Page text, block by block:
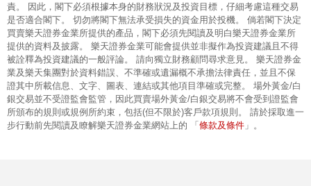
責。 因此，閣下必須根據本身的財務狀況及投資目標，仔細考慮這種交易
是否適合閣下。 切勿將閣下無法承受損失的資金用於投機。 倘若閣下決定
買賣樂天證券金業所提供的產品，閣下必須先閱讀及明白樂天證券金業所
提供的資料及披露。 樂天證券金業可能會提供並非擬作為投資建議且不得
被詮釋為投資建議的一般評論。 請向獨立財務顧問尋求意見。 樂天證券金
業及樂天集團對於資料錯誤、不準確或遺漏概不承擔法律責任，並且不保
證其中所載信息、文字、圖表、連結或其他項目準確或完整。 場外黃金/白
銀交易並不受證監會監管，因此買賣場外黃金/白銀交易將不會受到證監會
所頒布的規則或規例所約束，包括(但不限於)客戶款項規則。 請於採取進一
步行動前先閱讀及瞭解樂天證券金業網站上的 「 條款及條件 」。